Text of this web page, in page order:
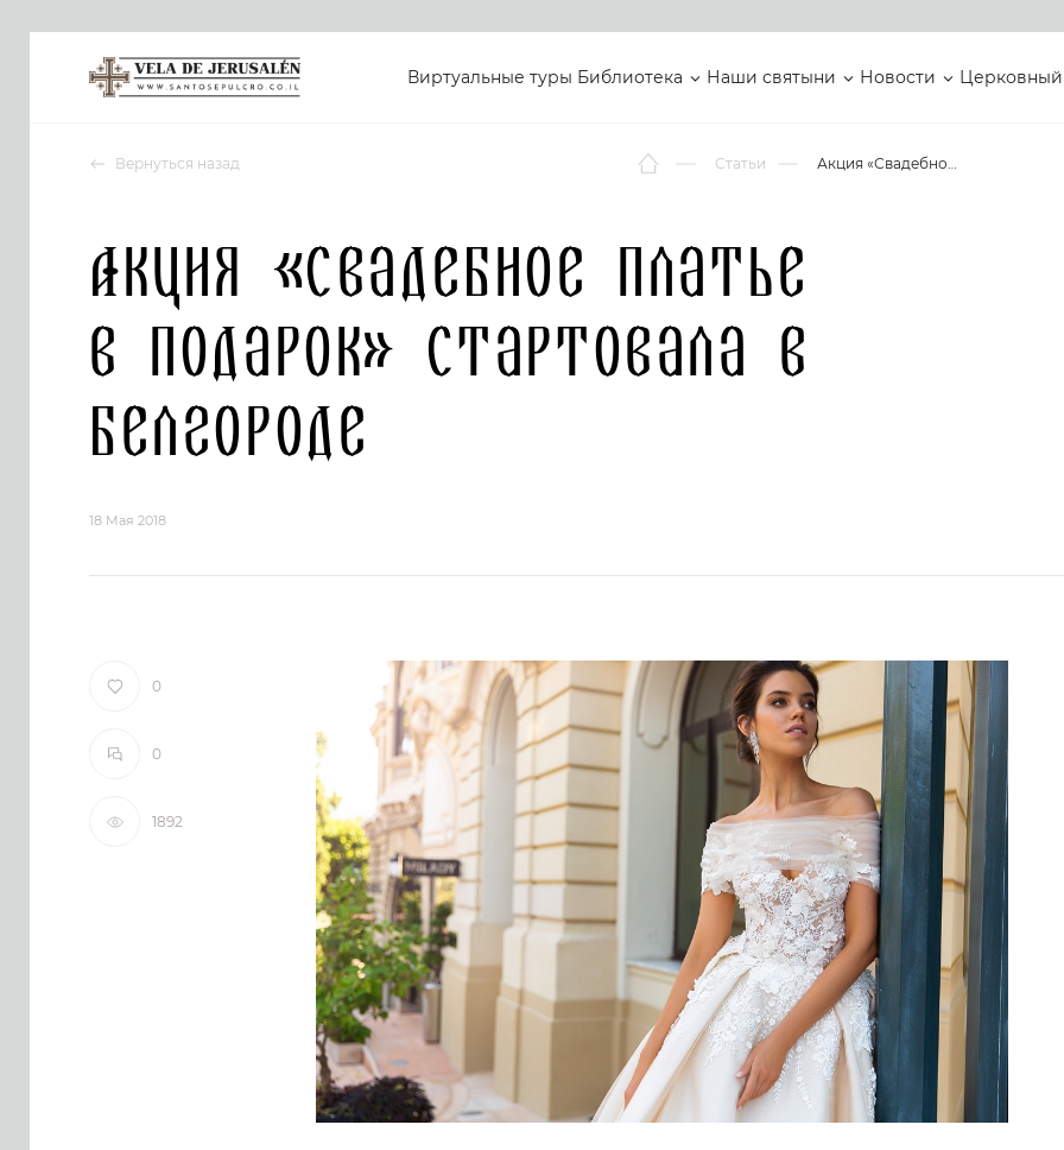
Виртуальные туры Библиотека Наши святыни Новости Церковный
Вернуться назад Статьи Акция «Свадебное платье в подарок» стартовала в Белгороде
Акция «Свадебное платье
в подарок» стартовала в
Белгороде
18 Мая 2018
0
0
1892